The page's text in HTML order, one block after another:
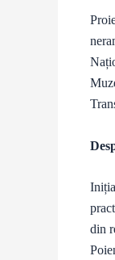
din